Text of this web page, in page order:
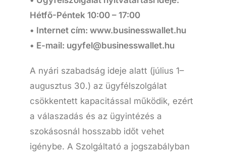
Hétfő-Péntek 10:00 – 17:00
• Internet cím: www.businesswallet.hu
• E-mail: ugyfel@businesswallet.hu
A nyári szabadság ideje alatt (július 1–
augusztus 30.) az ügyfélszolgálat
csökkentett kapacitással működik, ezért
a válaszadás és az ügyintézés a
szokásosnál hosszabb időt vehet
igénybe. A Szolgáltató a jogszabályban